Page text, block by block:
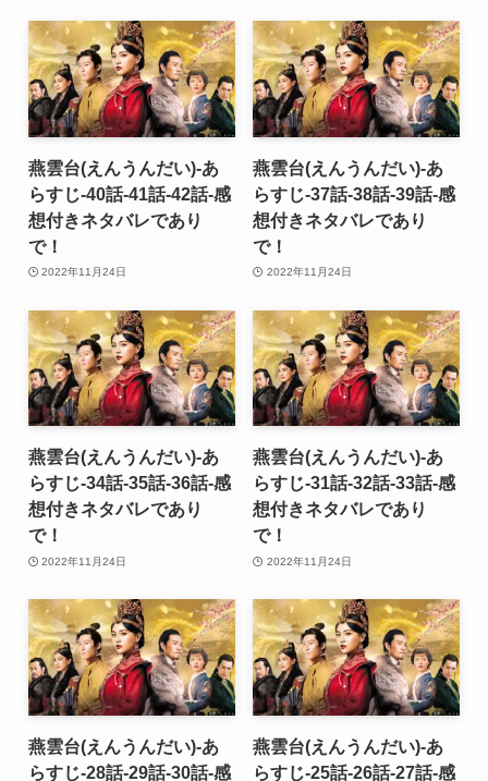
燕雲台(えんうんだい)-あ
らすじ-40話-41話-42話-感
想付きネタバレであり
で！
2022年11月24日
燕雲台(えんうんだい)-あ
らすじ-37話-38話-39話-感
想付きネタバレであり
で！
2022年11月24日
燕雲台(えんうんだい)-あ
らすじ-34話-35話-36話-感
想付きネタバレであり
で！
2022年11月24日
燕雲台(えんうんだい)-あ
らすじ-31話-32話-33話-感
想付きネタバレであり
で！
2022年11月24日
燕雲台(えんうんだい)-あ
らすじ-28話-29話-30話-感
燕雲台(えんうんだい)-あ
らすじ-25話-26話-27話-感